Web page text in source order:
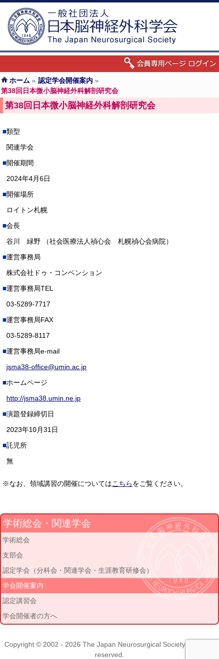
ホーム » 認定学会開催案内 »
第38回日本微小脳神経外科解剖研究会
第38回日本微小脳神経外科解剖研究会
類型
関連学会
開催期間
2024年4月6日
開催場所
ロイトン札幌
会長
谷川 緑野 （社会医療法人禎心会 札幌禎心会病院）
運営事務局
株式会社ドゥ・コンベンション
運営事務局TEL
03-5289‐7717
運営事務局FAX
03-5289-8117
運営事務局e-mail
jsma38-office@umin.ac.jp
ホームページ
http://jsma38.umin.ne.jp
演題登録締切日
2023年10月31日
託児所
無
※なお、領域講習の開催についてはこちらをご覧ください。
学術総会・関連学会
学術総会
支部会
認定学会（分科会・関連学会・生涯教育研修会）
学会開催案内
認定講習会
学会開催者の方へ
Copyright © 2002 - 2026 The Japan Neurosurgical Society. All rights
reserved.